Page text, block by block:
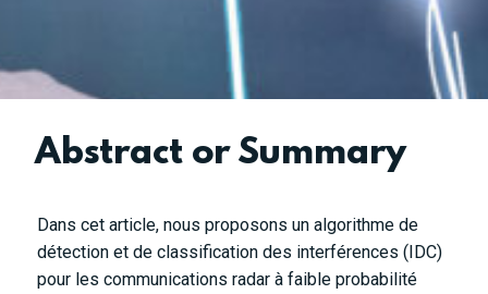
Abstract or Summary
Dans cet article, nous proposons un algorithme de
détection et de classification des interférences (IDC)
pour les communications radar à faible probabilité